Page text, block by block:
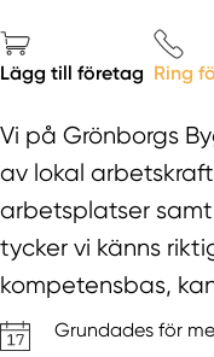
Lägg till företag Ring
Vi på Grönborgs
av lokal
arbetsplatser
tycker vi känns
kompetensbas,
Grundades för